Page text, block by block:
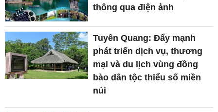
thông qua điện ảnh
Tuyên Quang: Đẩy mạnh
phát triển dịch vụ, thương
mại và du lịch vùng đồng
bào dân tộc thiểu số miền
núi